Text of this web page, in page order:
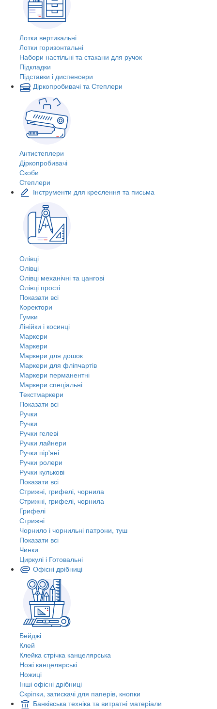
Лотки вертикальні
Лотки горизонтальні
Набори настільні та стакани для ручок
Підкладки
Підставки і диспенсери
Діркопробивачі та Степлери
Антистеплери
Діркопробивачі
Скоби
Степлери
Інструменти для креслення та письма
Олівці
Олівці
Олівці механічні та цангові
Олівці прості
Показати всі
Коректори
Гумки
Лінійки і косинці
Маркери
Маркери
Маркери для дошок
Маркери для фліпчартів
Маркери перманентні
Маркери спеціальні
Текстмаркери
Показати всі
Ручки
Ручки
Ручки гелеві
Ручки лайнери
Ручки пір'яні
Ручки ролери
Ручки кулькові
Показати всі
Стрижні, грифелі, чорнила
Стрижні, грифелі, чорнила
Грифелі
Стрижні
Чорнило і чорнильні патрони, туш
Показати всі
Чинки
Циркулі і Готовальні
Офісні дрібниці
Бейджі
Клей
Клейка стрічка канцелярська
Ножі канцелярські
Ножиці
Інші офісні дрібниці
Скріпки, затискачі для паперів, кнопки
Банківська техніка та витратні матеріали